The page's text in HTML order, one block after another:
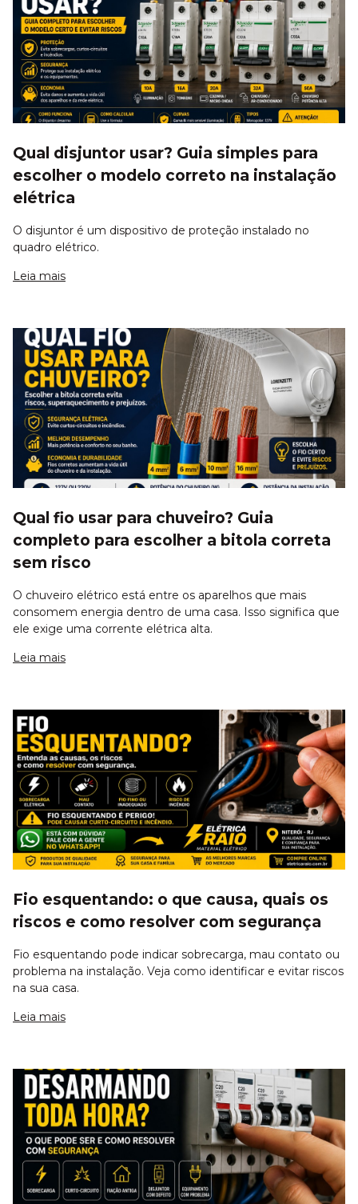
Qual disjuntor usar? Guia simples para
escolher o modelo correto na instalação
elétrica
O disjuntor é um dispositivo de proteção instalado no
quadro elétrico.
Leia mais
Qual fio usar para chuveiro? Guia
completo para escolher a bitola correta
sem risco
O chuveiro elétrico está entre os aparelhos que mais
consomem energia dentro de uma casa. Isso significa que
ele exige uma corrente elétrica alta.
Leia mais
Fio esquentando: o que causa, quais os
riscos e como resolver com segurança
Fio esquentando pode indicar sobrecarga, mau contato ou
problema na instalação. Veja como identificar e evitar riscos
na sua casa.
Leia mais